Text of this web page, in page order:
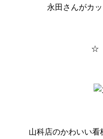
永田さんがカ
☆
山科店のかわいい看